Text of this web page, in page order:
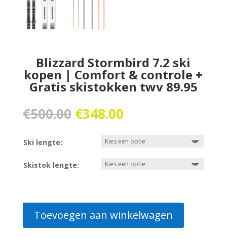
Blizzard Stormbird 7.2 ski
kopen | Comfort & controle +
Gratis skistokken twv 89.95
€500.00 Oorspronkelijke
prijs
€500.00.
€348.00Huidige
is:
€348.00.
Ski lengte:
Skistok lengte:
Toevoegen aan winkelwagen